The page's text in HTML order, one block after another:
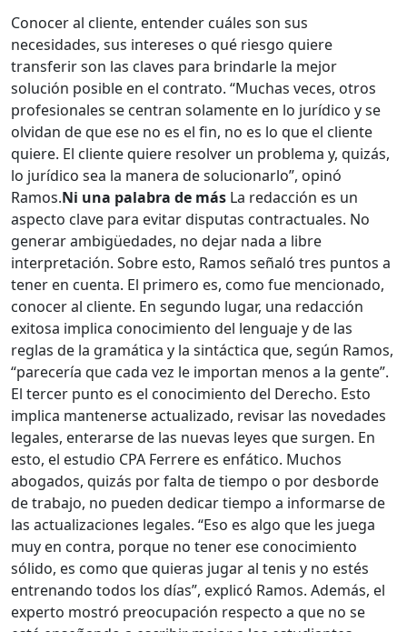
Conocer al cliente, entender cuáles son sus
necesidades, sus intereses o qué riesgo quiere
transferir son las claves para brindarle la mejor
solución posible en el contrato. “Muchas veces, otros
profesionales se centran solamente en lo jurídico y se
olvidan de que ese no es el fin, no es lo que el cliente
quiere. El cliente quiere resolver un problema y, quizás,
lo jurídico sea la manera de solucionarlo”, opinó
Ramos.Ni una palabra de más La redacción es un
aspecto clave para evitar disputas contractuales. No
generar ambigüedades, no dejar nada a libre
interpretación. Sobre esto, Ramos señaló tres puntos a
tener en cuenta. El primero es, como fue mencionado,
conocer al cliente. En segundo lugar, una redacción
exitosa implica conocimiento del lenguaje y de las
reglas de la gramática y la sintáctica que, según Ramos,
“parecería que cada vez le importan menos a la gente”.
El tercer punto es el conocimiento del Derecho. Esto
implica mantenerse actualizado, revisar las novedades
legales, enterarse de las nuevas leyes que surgen. En
esto, el estudio CPA Ferrere es enfático. Muchos
abogados, quizás por falta de tiempo o por desborde
de trabajo, no pueden dedicar tiempo a informarse de
las actualizaciones legales. “Eso es algo que les juega
muy en contra, porque no tener ese conocimiento
sólido, es como que quieras jugar al tenis y no estés
entrenando todos los días”, explicó Ramos. Además, el
experto mostró preocupación respecto a que no se